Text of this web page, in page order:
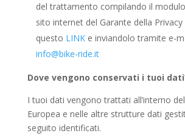
del trattamento compilando il
sito internet del Garante della Privacy
questo LINKe inviandolo tramite e-
info@bike-ride.it
Dove vengono conservati i tuoi
I tuoi dati vengono trattati all’interno
Europea e nelle altre strutture dati
seguito identificati.